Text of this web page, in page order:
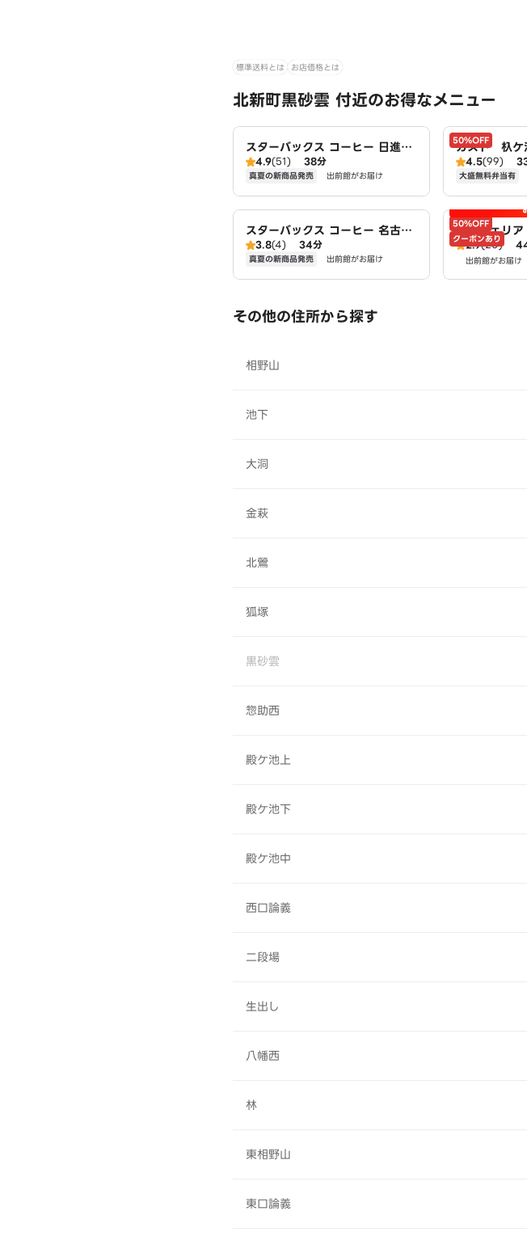
標準送料とは お店価格とは
北新町黒砂雲 付近のお得なメニュー
スターバックス コーヒー 日進香
久山店
4.9(51) 38分
真夏の新商品発売 出前館がお届け
50%OFF
ガスト 杁ケ
4.5(99)
大盛無料弁当有
スターバックス コーヒー 名古屋
アピタ長久手店
3.8(4) 34分
真夏の新商品発売 出前館がお届け
50%OFF
クーポンあり
ピッツェリ
ール長久手店
2.9(20)
出前館がお届け
その他の住所から探す
相野山
池下
大洞
金萩
北鶯
狐塚
黒砂雲
惣助西
殿ケ池上
殿ケ池下
殿ケ池中
西口論義
二段場
生出し
八幡西
林
東相野山
東口論義